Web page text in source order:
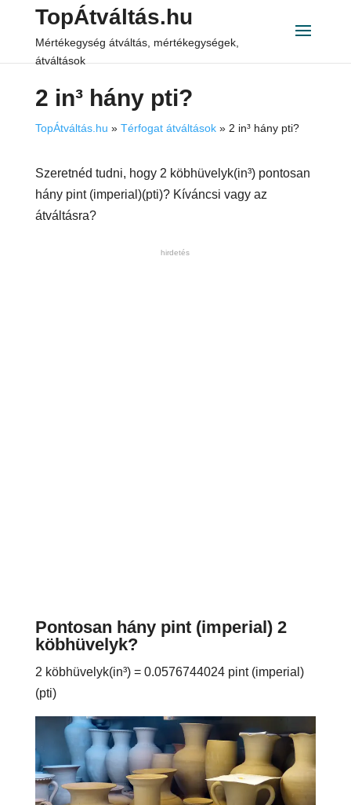
TopÁtváltás.hu
Mértékegység átváltás, mértékegységek,
átváltások
2 in³ hány pti?
TopÁtváltás.hu » Térfogat átváltások» 2 in³ hány pti?
Szeretnéd tudni, hogy 2 köbhüvelyk(in³) pontosan
hány pint (imperial)(pti)? Kíváncsi vagy az
átváltásra?
hirdetés
Pontosan hány pint (imperial) 2
köbhüvelyk?
2 köbhüvelyk(in³) = 0.0576744024 pint (imperial)
(pti)